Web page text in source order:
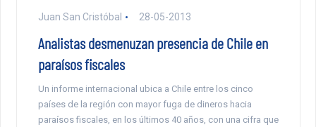
Juan San Cristóbal 28-05-2013
Analistas desmenuzan presencia de Chile en
paraísos fiscales
Un informe internacional ubica a Chile entre los cinco
países de la región con mayor fuga de dineros hacia
paraísos fiscales, en los últimos 40 años, con una cifra que